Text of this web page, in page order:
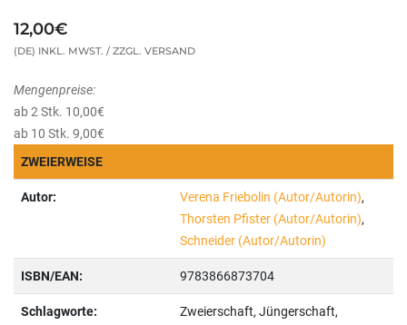
12,00€
(DE) INKL. MWST. / ZZGL. VERSAND
Mengenpreise:
ab 2 Stk. 10,00€
ab 10 Stk. 9,00€
ZWEIERWEISE
Autor: Verena Friebolin (Autor/Autorin),
Thorsten Pfister (Autor/Autorin),
Schneider (Autor/Autorin)
ISBN/EAN: 9783866873704
Schlagworte:
Zweierschaft, Jüngerschaft,